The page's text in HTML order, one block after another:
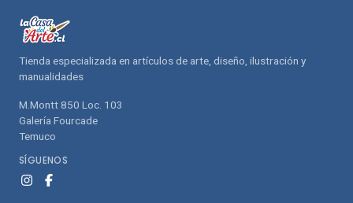
Tienda especializada en artículos de arte, diseño, ilustración y
manualidades
M.Montt 850 Loc. 103
Galería Fourcade
Temuco
SÍGUENOS